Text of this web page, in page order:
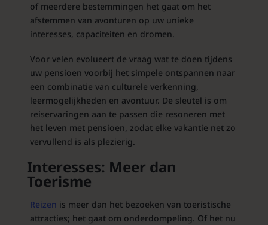
of meerdere bestemmingen het gaat om het
afstemmen van avonturen op uw unieke
interesses, capaciteiten en dromen.
Voor velen evolueert de vraag wat te doen tijdens
uw pensioen voorbij het simpele ontspannen naar
een combinatie van culturele verkenning,
leermogelijkheden en avontuur. De sleutel is om
reiservaringen aan te passen die resoneren met
het leven met pensioen, zodat elke vakantie net zo
vervullend is als plezierig.
Interesses: Meer dan
Toerisme
Reizen is meer dan het bezoeken van toeristische
attracties; het gaat om onderdompeling. Of het nu